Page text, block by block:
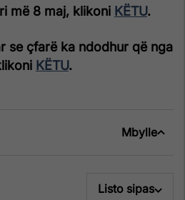
më 8 maj, klikoni KËTU.
se çfarë ka ndodhur që nga
KËTU.
Mbylle
Listo sipas